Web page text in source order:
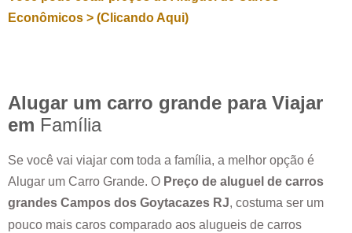
Econômicos > (Clicando Aqui)
Alugar um carro grande para Viajar
em Família
Se você vai viajar com toda a família, a melhor opção é
Alugar um Carro Grande. O Preço de aluguel de carros
grandes Campos dos Goytacazes RJ, costuma ser um
pouco mais caros comparado aos alugueis de carros